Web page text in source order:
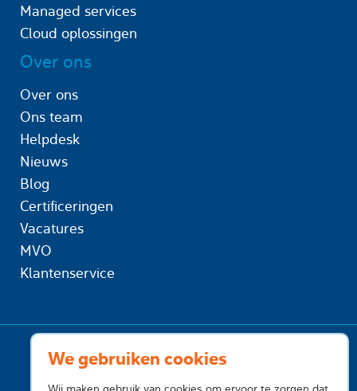
We gebruiken cookies
Managed services
Cloud oplossingen
Over ons
Over ons
Ons team
Helpdesk
Nieuws
Blog
Certificeringen
Vacatures
MVO
Klantenservice